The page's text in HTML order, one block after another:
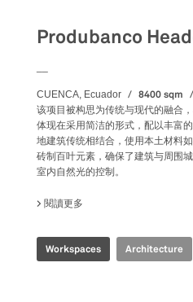
Produbanco
CUENCA, Ecuador 8400 sqm
该项目被构思为传统与现代的融合
体现在采用简洁的形式，配以丰富
地建筑传统相结合，使用本土材料
砖制百叶元素，确保了建筑与周围
室内自然光的控制。
閱讀更多
Workspaces Architecture